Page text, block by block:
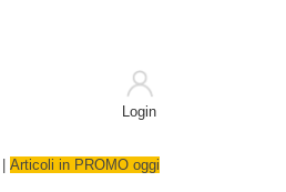
Login
Articoli in PROMO oggi